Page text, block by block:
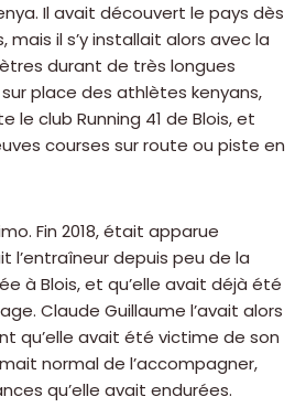
Il avait découvert le pays dès
mais il s’y installait alors avec la
durant de très longues
place des athlètes kenyans,
le club Running 41 de Blois, et
courses sur route ou piste en
Fin 2018, était apparue
l’entraîneur depuis peu de la
à Blois, et qu’elle avait déjà été
Claude Guillaume l’avait alors
qu’elle avait été victime de son
normal de l’accompagner,
qu’elle avait endurées.